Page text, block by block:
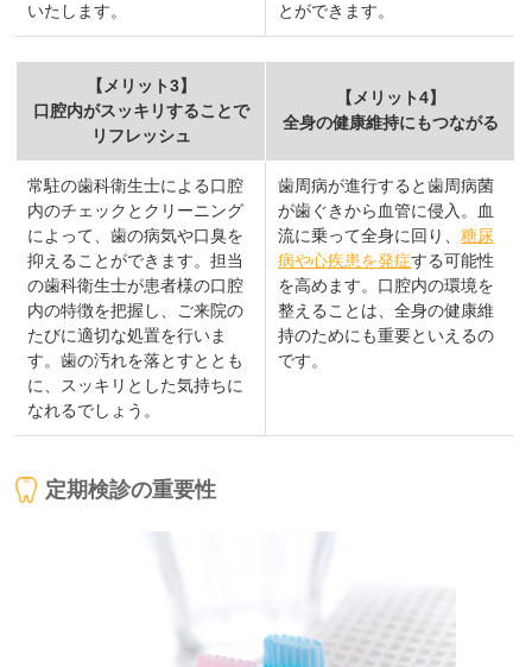
いたします。
とができます。
【メリット3】
口腔内がスッキリすることで
リフレッシュ
【メリット4】
全身の健康維持にもつながる
常駐の歯科衛生士による口腔
内のチェックとクリーニング
によって、歯の病気や口臭を
抑えることができます。担当
の歯科衛生士が患者様の口腔
内の特徴を把握し、ご来院の
たびに適切な処置を行いま
す。歯の汚れを落とすととも
に、スッキリとした気持ちに
なれるでしょう。
歯周病が進行すると歯周病菌
が歯ぐきから血管に侵入。血
流に乗って全身に回り、糖尿
病や心疾患を発症する可能性
を高めます。口腔内の環境を
整えることは、全身の健康維
持のためにも重要といえるの
です。
定期検診の重要性